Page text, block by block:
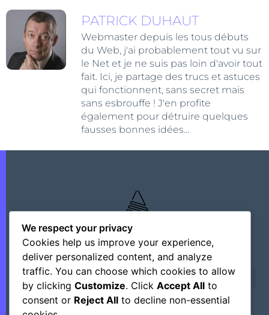
PATRICK DUHAUT
Webmaster depuis les tous débuts
du Web, j'ai probablement tout vu sur
le Net et je ne suis pas loin d'avoir tout
fait. Ici, je partage des trucs et astuces
qui fonctionnent, sans secret mais
sans esbrouffe ! J'en profite
également pour détruire quelques
fausses bonnes idées...
We respect your privacy
Cookies help us improve your experience,
deliver personalized content, and analyze
traffic. You can choose which cookies to allow
by clicking Customize. Click Accept All to
consent or Reject All to decline non-essential